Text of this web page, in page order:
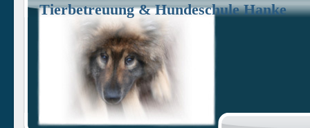
Tierbetreuung & Hundeschule Hanke